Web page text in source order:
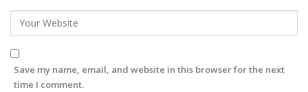
Save my name, email, and website in this browser for the next
time I comment.